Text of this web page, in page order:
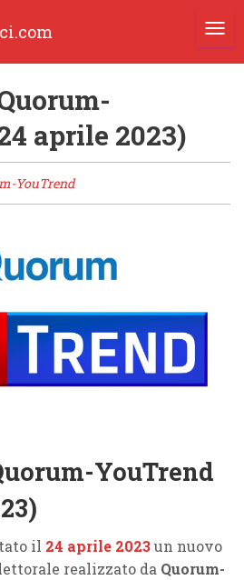
aprile 2023)
YouTrend
YouTrend
il 24 aprile 2023un nuovo
realizzato da Quorum-